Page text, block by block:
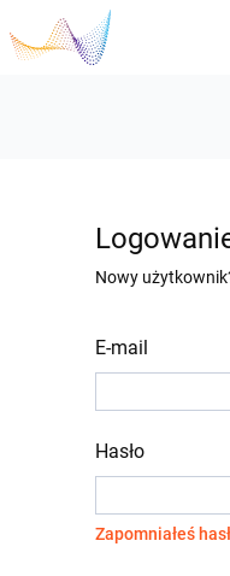
Nowy
E-mail
Hasło
Zapomniałeś